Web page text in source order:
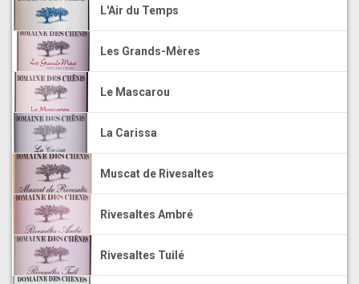
L'Air du Temps
Les Grands-Mères
Le Mascarou
La Carissa
Muscat de Rivesaltes
Rivesaltes Ambré
Rivesaltes Tuilé